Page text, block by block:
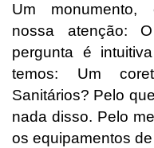
Um monumento,
nossa atenção:
pergunta é
temos: Um
Sanitários? Pelo
nada disso. Pelo
os equipamentos